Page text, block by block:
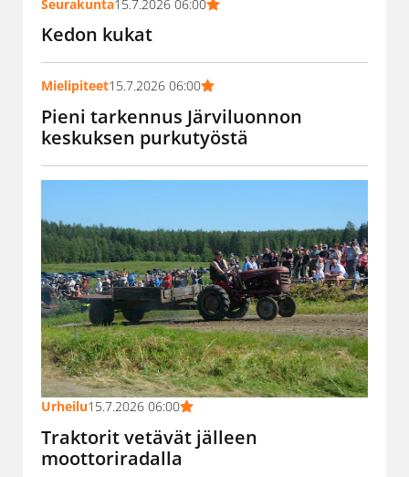
Seurakunta15.7.2026 06:00
Kedon kukat
Mielipiteet15.7.2026 06:00
Pieni tarkennus Järviluonnon
keskuksen purkutyöstä
Urheilu15.7.2026 06:00
Traktorit vetävät jälleen
moottoriradalla